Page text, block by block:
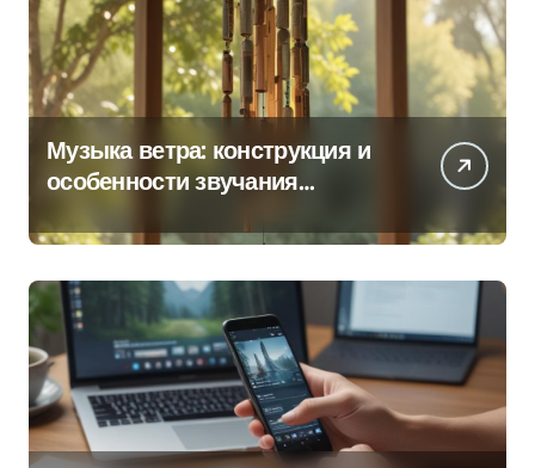
Музыка ветра: конструкция и
особенности звучания